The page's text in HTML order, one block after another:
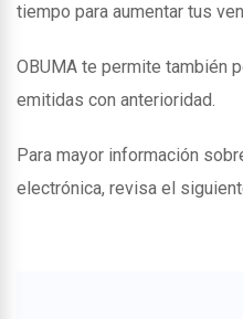
tiempo para aumentar tus
OBUMA te permite también
emitidas con anterioridad.
Para mayor información
electrónica, revisa el